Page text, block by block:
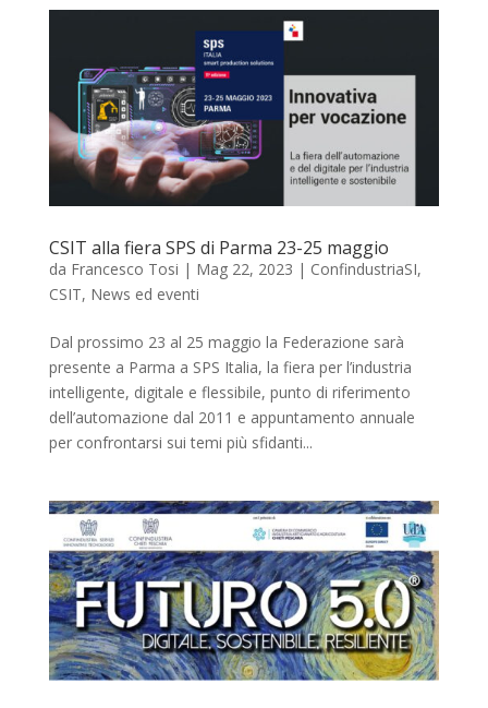
CSIT alla fiera SPS di Parma 23-25 maggio
da Francesco Tosi | Mag 22, 2023 | ConfindustriaSI,
CSIT, News ed eventi
Dal prossimo 23 al 25 maggio la Federazione sarà
presente a Parma a SPS Italia, la fiera per l’industria
intelligente, digitale e flessibile, punto di riferimento
dell’automazione dal 2011 e appuntamento annuale
per confrontarsi sui temi più sfidanti...